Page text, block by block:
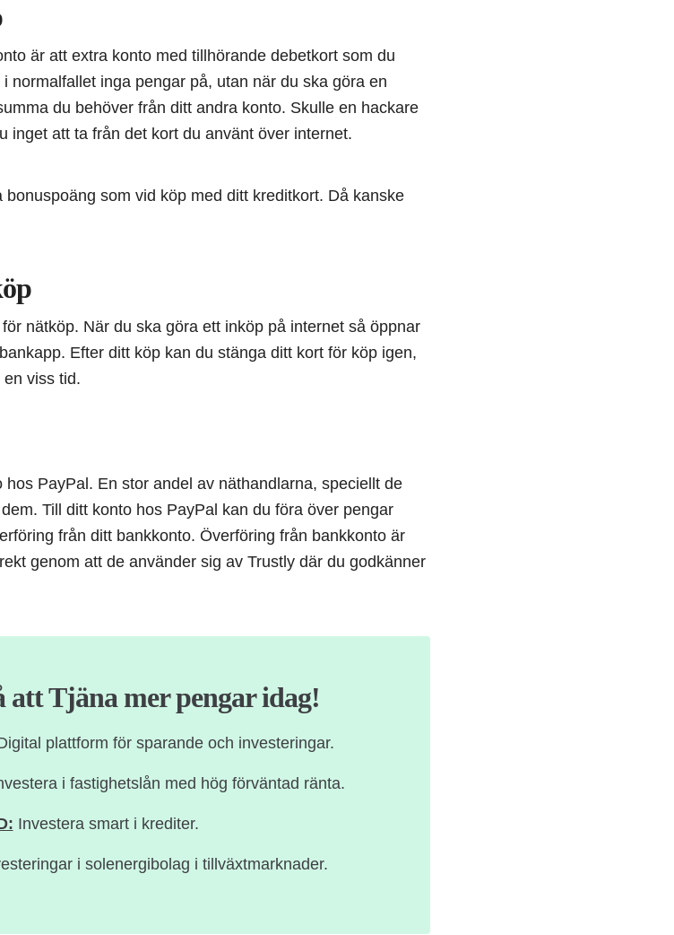
är att extra konto med tillhörande debetkort som du
normalfallet inga pengar på, utan när du ska göra en
du behöver från ditt andra konto. Skulle en hackare
inget att ta från det kort du använt över internet.
som vid köp med ditt kreditkort. Då kanske
nätköp. När du ska göra ett inköp på internet så öppnar
Efter ditt köp kan du stänga ditt kort för köp igen,
viss tid.
PayPal. En stor andel av näthandlarna, speciellt de
Till ditt konto hos PayPal kan du föra över pengar
från ditt bankkonto. Överföring från bankkonto är
genom att de använder sig av Trustly där du godkänner
att Tjäna mer pengar idag!
plattform för sparande och investeringar.
i fastighetslån med hög förväntad ränta.
Investera smart i krediter.
i solenergibolag i tillväxtmarknader.